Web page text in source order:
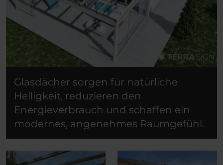
Glasdächer sorgen für natürliche
Helligkeit, reduzieren den
Energieverbrauch und schaffen ein
modernes, angenehmes Raumgefühl.